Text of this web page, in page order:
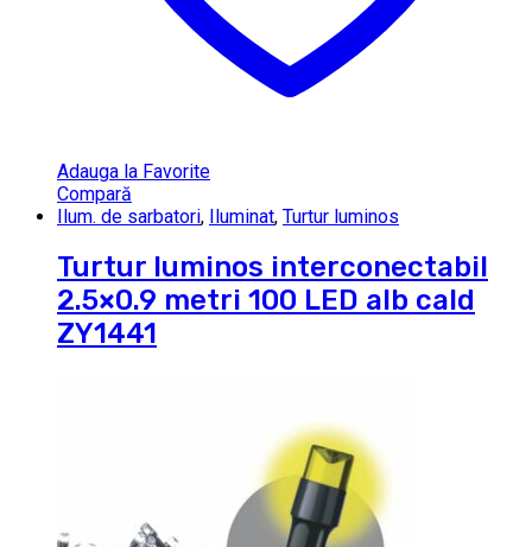
Adauga la Favorite
Compară
Ilum. de sarbatori, Iluminat, Turtur luminos
Turtur luminos interconectabil
2.5×0.9 metri 100 LED alb cald
ZY1441